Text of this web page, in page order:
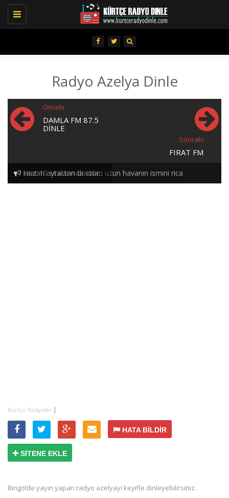
Toggle
navigation
Radyo Azelya Dinle
Önceki
DAMLA FM 87.5
DINLE
Sonraki
FIRAT FM
saat 10 sıralarında calan uzun havanın ismini rica
Hozan aytactan doxtor..
Kürtçe Radyolar |
HATA BİLDİR
SİTENE EKLE
Bingölde yayın yapan radyo azelyayı keyifle dinleyebilirsiniz.